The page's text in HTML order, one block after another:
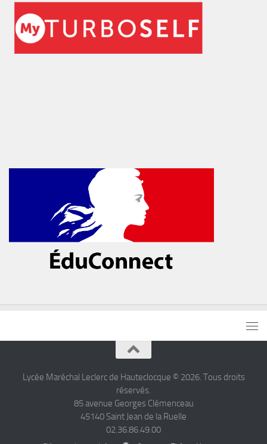
Lycée Maréchal Leclerc de Hauteclocque © 2026. Tous droits
réservés.
85 avenue Georges Clémenceau
45140 Saint Jean de la Ruelle
02.36.86.49.00